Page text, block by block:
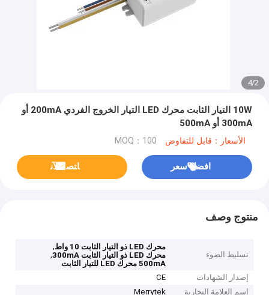
2
/
4
10W التيار الثابت محرك LED التيار الخروج الفردي 200mA أو
300mA أو 500mA
الأسعار：قابل للتفاوض MOQ：100
افضل سعر ﺎﺘﺼﻟ ﺍﻶﻧ
منتوج وصف
تسليط الضوء
محرك LED ذو التيار الثابت 10 واط
,
محرك LED ذو التيار الثابت 300mA
,
500mA محرك LED للتيار الثابت
إصدار الشهادات
CE
اسم العلامة التجارية
Merrytek